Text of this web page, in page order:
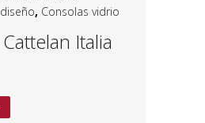
, Consolas vidrio
Italia